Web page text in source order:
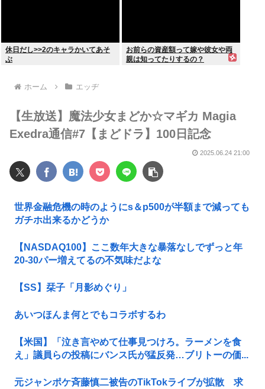
休日だし>>2のキャラかいてあそ
ぶ
お前らの資産額って嫁や彼女や両
親は知ってたりするの？
ホーム エッヂ
【生放送】魔法少女まどか☆マギカ Magia
Exedra通信#7【まどドラ】100日記念
2025.06.24 21:00
世界金融危機の時のようにs＆p500が半額まで減っても
ガチホ出来るかどうか
【NASDAQ100】ここ数年大きな暴落なしでずっと年
20-30パー増えてるの不気味だよな
【SS】栞子「月影めぐり」
あいつほんま何とでもコラボするわ
【米国】「泣き言やめて仕事見つけろ。ラーメンを食
え」議員らの投稿にバンス氏が猛反発…ブリトーの価...
元ジャンポケ斉藤慎二被告のTikTokライブが拡散 求